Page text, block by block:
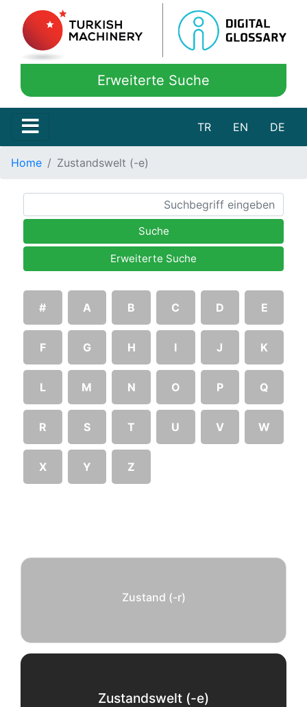
Erweiterte Suche
TR EN DE
Home Zustandswelt (-e)
Suche
Erweiterte Suche
# A B C D E
F G H I J K
L M N O P Q
R S T U V W
X Y Z
Zustand (-r)
Zustandswelt (-e)